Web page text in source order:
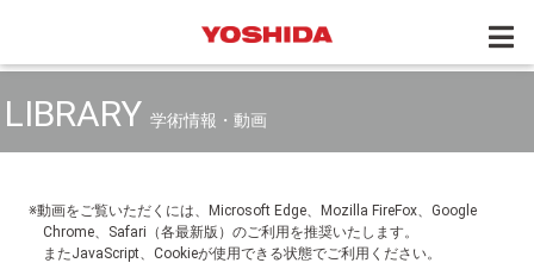
LIBRARY 学術情報・動画
※動画をご覧いただくには、Microsoft Edge、Mozilla FireFox、Google
Chrome、Safari（各最新版）のご利用を推奨いたします。
またJavaScript、Cookieが使用できる状態でご利用ください。